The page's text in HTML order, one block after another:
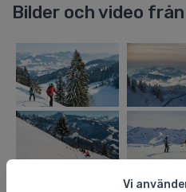
Vi
Bilder och video